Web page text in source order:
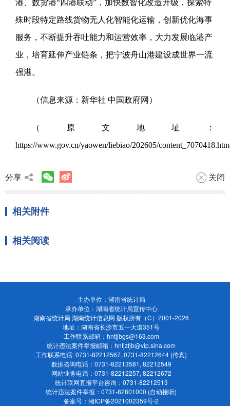
港、数贸港“四港联动”，加快数智化改造升级，探索特
殊时段特定路线货物无人化智能化运输，创新优化海事
服务，不断提升吞吐能力和运营效率，大力发展临港产
业，培育延伸产业链条，把宁波舟山港建设成世界一流
强港。
（信息来源：新华社 中国政府网）
（原文地址：
https://www.gov.cn/yaowen/liebiao/202605/
分享 关闭
相关附件
相关阅读
主办单位：湖南省统计局
承办单位：湖南省统计局宣传中心
湖南省统计局 湖南统计信息网 版权所有（C） 2001-2026
地址：湖南省长沙市五一大道351号
工作联系邮箱： hntjjbgs@163.com
统计违法案件举报邮箱： hntjzfjb@vip.sina.com
工作联系电话: 0731-82212567, 0731-82212644 (传真)
数据咨询电话：0731-82213581, 82212549
网站业务电话：0731-82212257, 82212672
统计联网直报平台咨询：0731-82212513
统计违法案件举报：0731-82801000 (自动接听)
备案号：湘ICP备2021002359号-2